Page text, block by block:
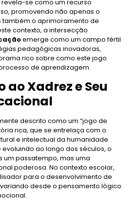
se como um recurso
promovendo não apenas o
também o aprimoramento de
contexto, a intersecção
emerge como um campo fértil
pedagógicas inovadoras,
rico sobre como este jogo
de aprendizagem.
Xadrez e Seu
descrito como um “jogo de
rica, que se entrelaça com o
e intelectual da humanidade.
ao longo dos séculos, o
um passatempo, mas uma
poderosa. No contexto escolar,
para o desenvolvimento de
desde o pensamento lógico